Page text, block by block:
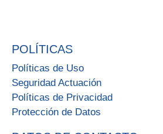
POLÍTICAS
Políticas de Uso
Seguridad Actuación
Políticas de Privacidad
Protección de Datos